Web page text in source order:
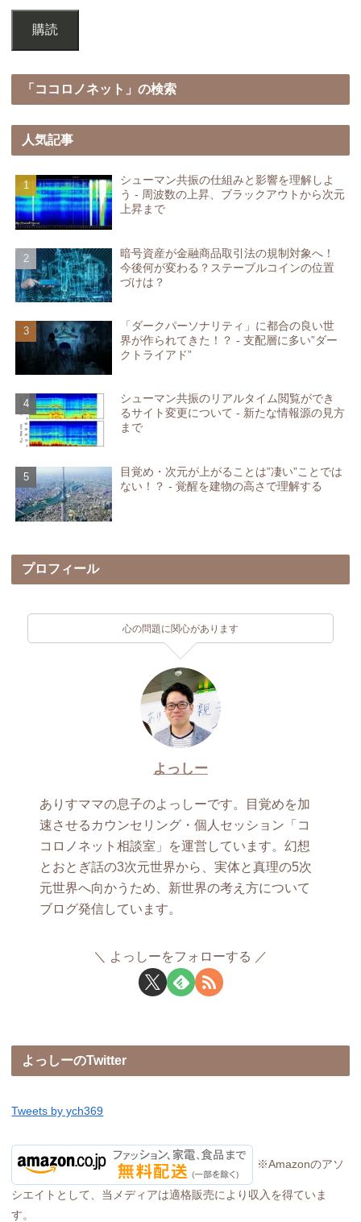
購読
「ココロノネット」の検索
人気記事
シューマン共振の仕組みと影響を理解しよ
う - 周波数の上昇、ブラックアウトから次元
上昇まで
暗号資産が金融商品取引法の規制対象へ！
今後何が変わる？ステーブルコインの位置
づけは？
「ダークパーソナリティ」に都合の良い世
界が作られてきた！？ - 支配層に多い”ダー
クトライアド”
シューマン共振のリアルタイム閲覧ができ
るサイト変更について - 新たな情報源の見方
まで
目覚め・次元が上がることは”凄い”ことでは
ない！？ - 覚醒を建物の高さで理解する
プロフィール
心の問題に関心があります
よっしー
ありすママの息子のよっしーです。目覚めを加
速させるカウンセリング・個人セッション「コ
コロノネット相談室」を運営しています。幻想
とおとぎ話の3次元世界から、実体と真理の5次
元世界へ向かうため、新世界の考え方について
ブログ発信しています。
よっしーをフォローする
よっしーのTwitter
Tweets by ych369
※Amazonのアソ
シエイトとして、当メディアは適格販売により収入を得ていま
す。